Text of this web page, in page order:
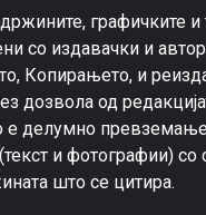
графичките и
со издавачки и
Копирањето, и
дозвола од
е делумно
и фотографии) со
што се цитира.